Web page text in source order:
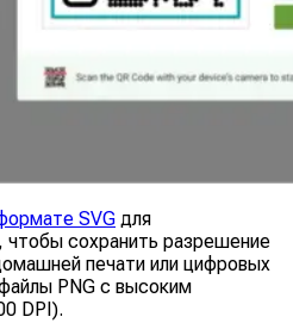
SVG для
чтобы сохранить разрешение
печати или цифровых
PNG с высоким
DPI).